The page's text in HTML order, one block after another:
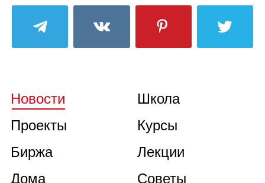
Новости
Проекты
Биржа
Дома
Школа
Курсы
Лекции
Советы